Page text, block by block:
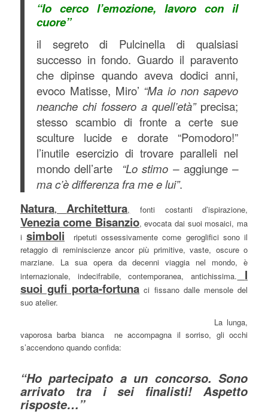
“Io cerco l’emozione, lavoro con il
cuore”
il segreto di Pulcinella di qualsiasi
successo in fondo. Guardo il paravento
che dipinse quando aveva dodici anni,
evoco Matisse, Miro’ “Ma io non sapevo
neanche chi fossero a quell’età”precisa;
stesso scambio di fronte a certe sue
sculture lucide e dorate “Pomodoro!”
l’inutile esercizio di trovare paralleli nel
mondo dell’arte “Lo stimo – aggiunge–
ma c’è differenza fra me e lui”.
Natura,Architettura, fonti costanti d’ispirazione,
Venezia come Bisanzio, evocata dai suoi mosaici, ma
i simboli ripetuti ossessivamente come geroglifici sono il
retaggio di reminiscienze ancor più primitive, vaste, oscure o
marziane. La sua opera da decenni viaggia nel mondo, è
internazionale, indecifrabile, contemporanea, antichissima.
I
suoi gufi porta-fortuna ci fissano dalle mensole del
suo atelier.
La lunga,
vaporosa barba bianca ne accompagna il sorriso, gli occhi
s’accendono quando confida:
“Ho partecipato a un concorso. Sono
arrivato tra i sei finalisti! Aspetto
risposte…”